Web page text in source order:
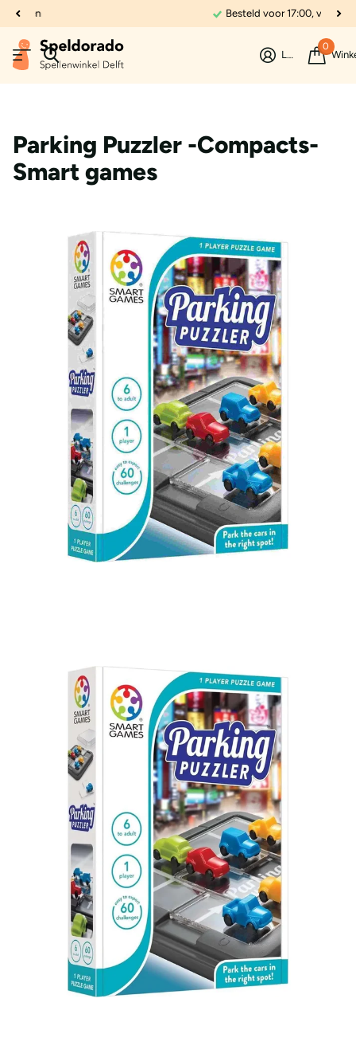
Besteld voor 17:00, vandaag verzonden
Login
0
Parking Puzzler -Compacts-
Smart games